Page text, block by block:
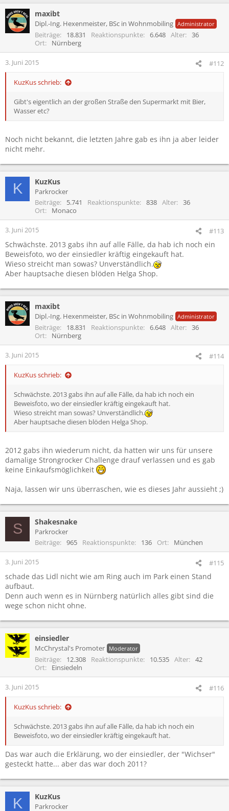
maxibt
Dipl.-Ing. Hexenmeister, BSc in Wohnmobiling Administrator
Beiträge 18.831 Reaktionspunkte 6.648 Alter
36
Ort
Nürnberg
3. Juni 2015 #112
KuzKus schrieb:
Gibt's eigentlich an der großen Straße den Supermarkt mit Bier,
Wasser etc?
Noch nicht bekannt, die letzten Jahre gab es ihn ja aber leider
nicht mehr.
K KuzKus
Parkrocker
Beiträge
5.741 Reaktionspunkte 838 Alter
36
Ort
Monaco
3. Juni 2015 #113
Schwächste. 2013 gabs ihn auf alle Fälle, da hab ich noch ein
Beweisfoto, wo der einsiedler kräftig eingekauft hat.
Wieso streicht man sowas? Unverständlich.
Aber hauptsache diesen blöden Helga Shop.
maxibt
Dipl.-Ing. Hexenmeister, BSc in Wohnmobiling Administrator
Beiträge 18.831 Reaktionspunkte 6.648 Alter
36
Ort
Nürnberg
3. Juni 2015 #114
KuzKus schrieb:
Schwächste. 2013 gabs ihn auf alle Fälle, da hab ich noch ein
Beweisfoto, wo der einsiedler kräftig eingekauft hat.
Wieso streicht man sowas? Unverständlich.
Aber hauptsache diesen blöden Helga Shop.
2012 gabs ihn wiederum nicht, da hatten wir uns für unsere
damalige Strongrocker Challenge drauf verlassen und es gab
keine Einkaufsmöglichkeit
Naja, lassen wir uns überraschen, wie es dieses Jahr aussieht ;)
S Shakesnake
Parkrocker
Beiträge
965 Reaktionspunkte 136 Ort München
3. Juni 2015 #115
schade das Lidl nicht wie am Ring auch im Park einen Stand
aufbaut.
Denn auch wenn es in Nürnberg natürlich alles gibt sind die
wege schon nicht ohne.
einsiedler
McChrystal's Promoter Moderator
Beiträge 12.308 Reaktionspunkte 10.535 Alter
42
Ort
Einsiedeln
3. Juni 2015 #116
KuzKus schrieb:
Schwächste. 2013 gabs ihn auf alle Fälle, da hab ich noch ein
Beweisfoto, wo der einsiedler kräftig eingekauft hat.
Das war auch die Erklärung, wo der einsiedler, der "Wichser"
gesteckt hatte... aber das war doch 2011?
K KuzKus
Parkrocker